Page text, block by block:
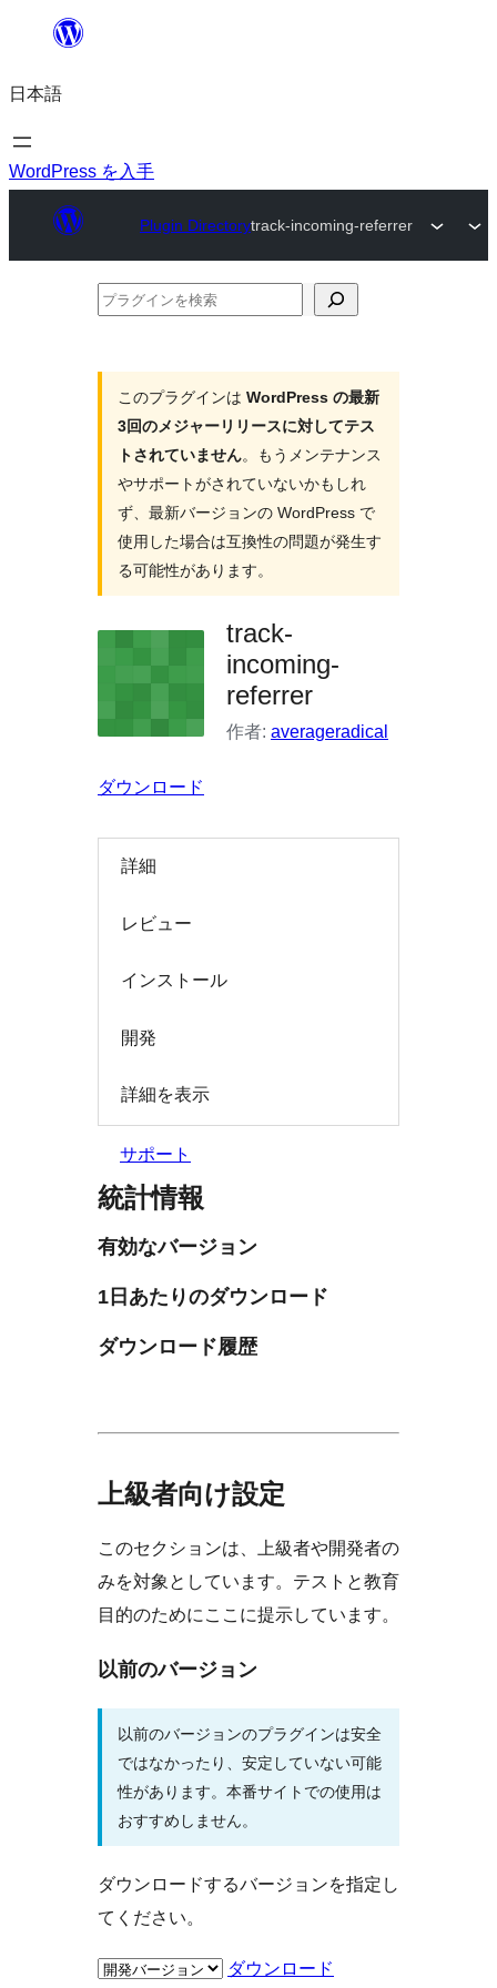
を
ス
キ
日本語
WordPress を入手
Plugin Directorytrack-incoming-referrer
プ
このプラグインは WordPress の最新
3回のメジャーリリースに対してテス
トされていません。もうメンテナンス
やサポートがされていないかもしれ
ず、最新バージョンの WordPress で
使用した場合は互換性の問題が発生す
る可能性があります。
track-
incoming-
referrer
作者: averageradical
ダウンロード
詳細
レビュー
インストール
開発
詳細を表示
サポート
統計情報
有効なバージョン
1日あたりのダウンロード
ダウンロード履歴
上級者向け設定
このセクションは、上級者や開発者の
みを対象としています。テストと教育
目的のためにここに提示しています。
以前のバージョン
以前のバージョンのプラグインは安全
ではなかったり、安定していない可能
性があります。本番サイトでの使用は
おすすめしません。
ダウンロードするバージョンを指定し
てください。
ダウンロード